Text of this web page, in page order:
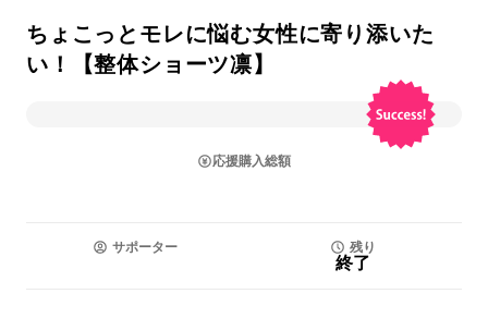
ちょこっとモレに悩む女性に寄り添いた
い！【整体ショーツ凛】
応援購入総額
サポーター 残り
終了